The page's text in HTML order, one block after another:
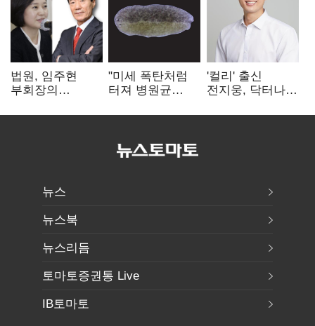
법원, 임주현
부회장의
주식 가압류 결정
"미세 폭탄처럼
터져 병원균
'컬리' 출신
전지웅, 닥터나우
뉴스
뉴스북
뉴스리듬
토마토증권통 Live
IB토마토